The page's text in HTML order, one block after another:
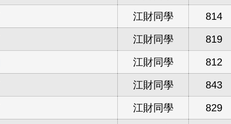
江財同學 814
江財同學 819
江財同學 812
江財同學 843
江財同學 829